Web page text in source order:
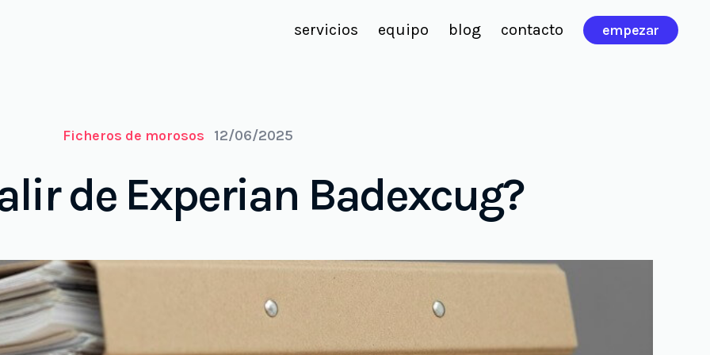
servicios equipo blog contacto empezar
Ficheros de morosos 12/06/2025
de Experian Badexcug?